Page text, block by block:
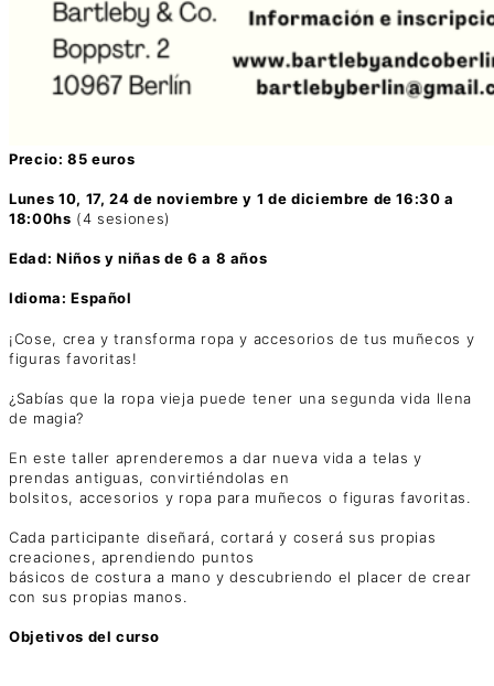
Precio: 85 euros
Lunes 10, 17, 24 de noviembre y 1 de diciembre de 16:30 a
18:00hs (4 sesiones)
Edad: Niños y niñas de 6 a 8 años
Idioma: Español
¡Cose, crea y transforma ropa y accesorios de tus muñecos y
figuras favoritas!
¿Sabías que la ropa vieja puede tener una segunda vida llena
de magia?
En este taller aprenderemos a dar nueva vida a telas y
prendas antiguas, convirtiéndolas en
bolsitos, accesorios y ropa para muñecos o figuras favoritas.
Cada participante diseñará, cortará y coserá sus propias
creaciones, aprendiendo puntos
básicos de costura a mano y descubriendo el placer de crear
con sus propias manos.
Objetivos del curso